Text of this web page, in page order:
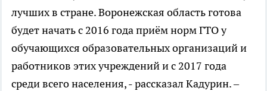
лучших в стране. Воронежская область готова
будет начать с 2016 года приём норм ГТО у
обучающихся образовательных организаций и
работников этих учреждений и с 2017 года
среди всего населения, - рассказал Кадурин. –